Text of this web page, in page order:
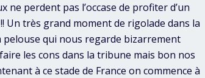
ne perdent pas l’occase de profiter d’un
Un très grand moment de rigolade dans la
pelouse qui nous regarde bizarrement
les cons dans la tribune mais bon nos
à ce stade de France on commence à